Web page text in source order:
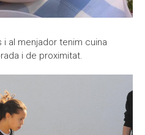
al menjador tenim cuina
i de proximitat.